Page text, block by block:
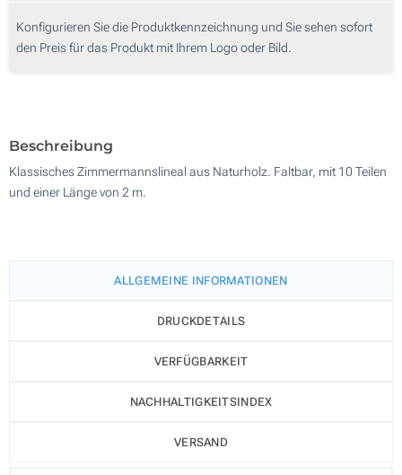
175
350
Konfigurieren Sie die Produktkennzeichnung und Sie sehen sofort
den Preis für das Produkt mit Ihrem Logo oder Bild.
Beschreibung
Klassisches Zimmermannslineal aus Naturholz. Faltbar, mit 10 Teilen
und einer Länge von 2 m.
ALLGEMEINE INFORMATIONEN
DRUCKDETAILS
VERFÜGBARKEIT
NACHHALTIGKEITSINDEX
VERSAND